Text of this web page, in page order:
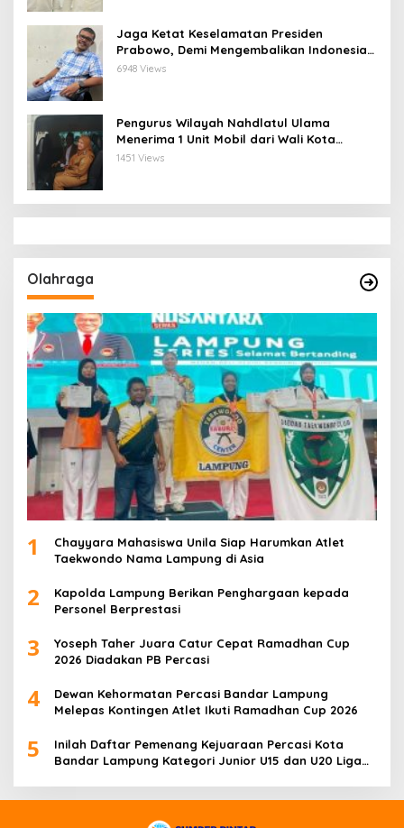
Jaga Ketat Keselamatan Presiden
Prabowo, Demi Mengembalikan Indonesia
Menjadi Macan Asia
6948 Views
Pengurus Wilayah Nahdlatul Ulama
Menerima 1 Unit Mobil dari Wali Kota
Bandar Lampung
1451 Views
Olahraga
1
Chayyara Mahasiswa Unila Siap Harumkan Atlet
Taekwondo Nama Lampung di Asia
2
Kapolda Lampung Berikan Penghargaan kepada
Personel Berprestasi
3
Yoseph Taher Juara Catur Cepat Ramadhan Cup
2026 Diadakan PB Percasi
4
Dewan Kehormatan Percasi Bandar Lampung
Melepas Kontingen Atlet Ikuti Ramadhan Cup 2026
5
Inilah Daftar Pemenang Kejuaraan Percasi Kota
Bandar Lampung Kategori Junior U15 dan U20 Liga